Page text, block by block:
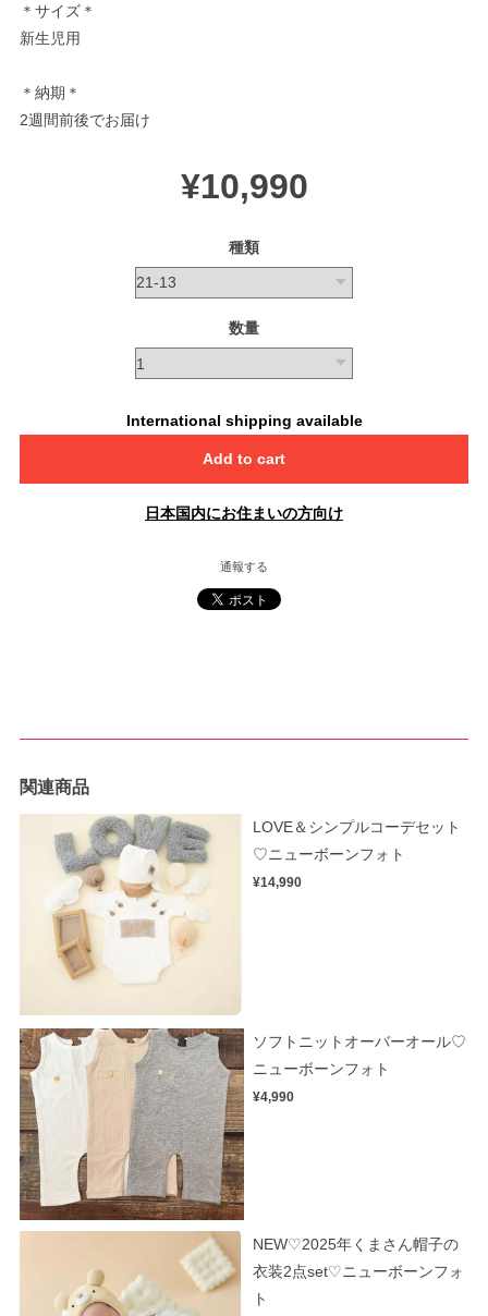
＊サイズ＊
新生児用
＊納期＊
2週間前後でお届け
¥10,990
種類
数量
International shipping available
Add to cart
日本国内にお住まいの方向け
通報する
関連商品
LOVE＆シンプルコーデセット
♡ニューボーンフォト
¥14,990
ソフトニットオーバーオール♡
ニューボーンフォト
¥4,990
NEW♡2025年くまさん帽子の
衣装2点set♡ニューボーンフォ
ト